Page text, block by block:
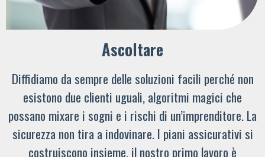
Ascoltare
Diffidiamo da sempre delle soluzioni facili perché non
esistono due clienti uguali, algoritmi magici che
possano mixare i sogni e i rischi di un’imprenditore. La
sicurezza non tira a indovinare. I piani assicurativi si
costruiscono insieme, il nostro primo lavoro è